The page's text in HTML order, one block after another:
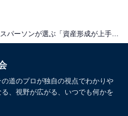
産はない」（39.6％）と回
費や住宅購入資金を上手
道のプロが独自の視点でわかりや
、視野が広がる、いつでも何かを